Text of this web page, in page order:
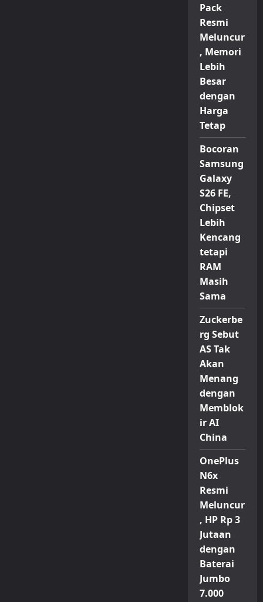
Pack
Resmi
Meluncur
, Memori
Lebih
Besar
dengan
Harga
Tetap
Bocoran
Samsung
Galaxy
S26 FE,
Chipset
Lebih
Kencang
tetapi
RAM
Masih
Sama
Zuckerbe
rg Sebut
AS Tak
Akan
Menang
dengan
Memblok
ir AI
China
OnePlus
N6x
Resmi
Meluncur
, HP Rp 3
Jutaan
dengan
Baterai
Jumbo
7.000